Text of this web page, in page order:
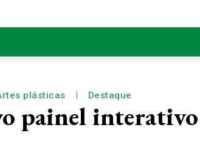
plásticas Destaque
painel